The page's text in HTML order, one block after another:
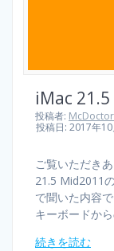
iMac
投稿者: McDoctor
投稿日: 2017年
ご覧いただき
21.5 Mid2011
で聞いた内容
キーボードか
続きを読む